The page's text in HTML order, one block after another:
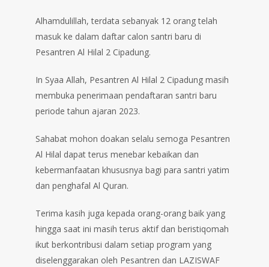
Alhamdulillah, terdata sebanyak 12 orang telah
masuk ke dalam daftar calon santri baru di
Pesantren Al Hilal 2 Cipadung.
In Syaa Allah, Pesantren Al Hilal 2 Cipadung masih
membuka penerimaan pendaftaran santri baru
periode tahun ajaran 2023.
Sahabat mohon doakan selalu semoga Pesantren
Al Hilal dapat terus menebar kebaikan dan
kebermanfaatan khususnya bagi para santri yatim
dan penghafal Al Quran.
Terima kasih juga kepada orang-orang baik yang
hingga saat ini masih terus aktif dan beristiqomah
ikut berkontribusi dalam setiap program yang
diselenggarakan oleh Pesantren dan LAZISWAF